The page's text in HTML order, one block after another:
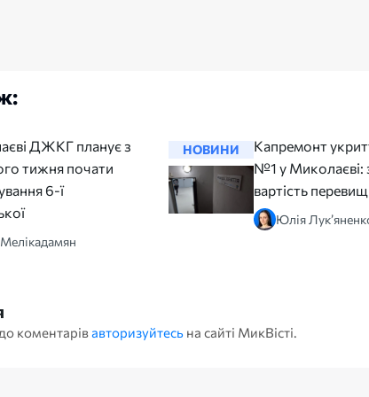
ДЖКГ планує з
тижня почати
6-ї
НОВИНИ
Капремонт
№1 у Миколаєві:
вартість
Юлія
коментарівавторизуйтесь на сайті МикВісті.